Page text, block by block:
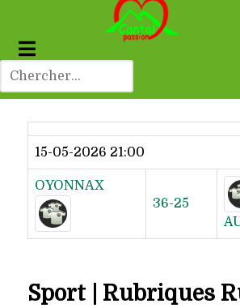
Dernier résultat
15-05-2026 21:00
OYONNAX
36-25
Sport | Rubriques